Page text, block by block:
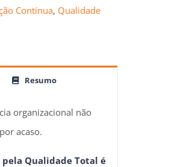
Contínua, Qualidade
Resumo
organizacional não
acaso.
pela Qualidade Total é